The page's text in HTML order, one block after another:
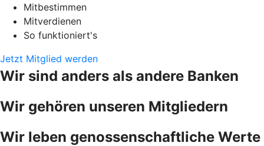
Mitbestimmen
Mitverdienen
So funktioniert's
Jetzt Mitglied werden
Wir sind anders als andere Banken
Wir gehören unseren Mitgliedern
Wir leben genossenschaftliche Werte